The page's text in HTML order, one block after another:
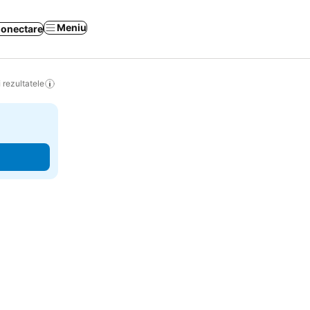
Meniu
rezultatele